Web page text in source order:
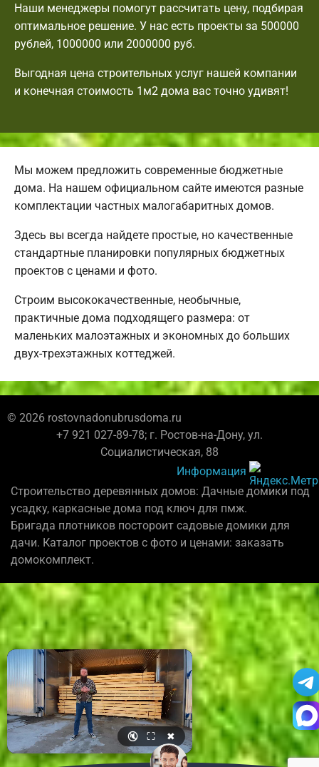
Наши менеджеры помогут рассчитать цену, подбирая
оптимальное решение. У нас есть проекты за 500000
рублей, 1000000 или 2000000 руб.
Выгодная цена строительных услуг нашей компании
и конечная стоимость 1м2 дома вас точно удивят!
Мы можем предложить современные бюджетные
дома. На нашем официальном сайте имеются разные
комплектации частных малогабаритных домов.
Здесь вы всегда найдете простые, но качественные
стандартные планировки популярных бюджетных
проектов с ценами и фото.
Строим высококачественные, необычные,
практичные дома подходящего размера: от
маленьких малоэтажных и экономных до больших
двух-трехэтажных коттеджей.
© 2026 rostovnadonubrusdoma.ru
+7 921 027-89-78; г. Ростов-на-Дону, ул.
Социалистическая, 88
Информация
Строительство деревянных домов: Дачные домики под
усадку, каркасные дома под ключ для пмж.
Бригада плотников постороит садовые домики для
дачи. Каталог проектов с фото и ценами: заказать
домокомплект.
🔇 ⛶ ✖